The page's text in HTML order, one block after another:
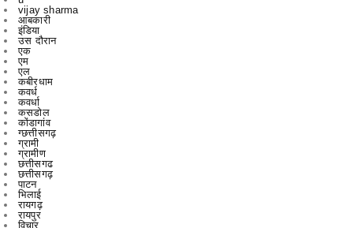
एक
एम
एल
कबीरधाम
कवर्ध
कवर्धा
कसडोल
कोंडागांव
ग्छत्तीसगढ़
ग्रामी
ग्रामीण
छत्तीसगढ
छत्तीसगढ़
पाटन
भिलाई
रायगढ़
रायपुर
विचार
विचार मंथन
विचारमंथन
शहर
शहरChhattisgarrh